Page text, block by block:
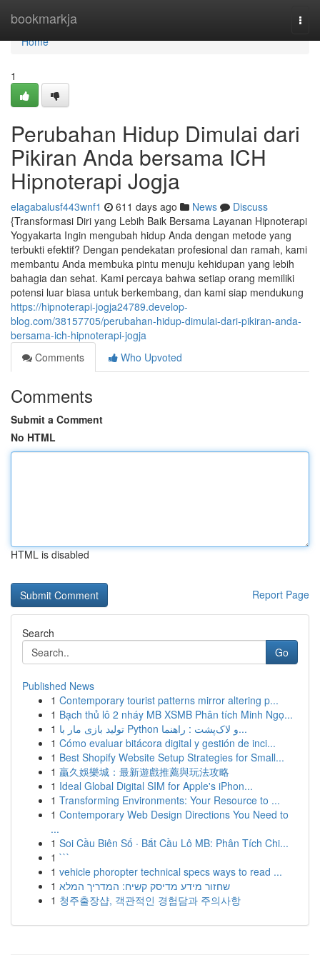
bookmarkja
Home
Home
1
Perubahan Hidup Dimulai dari
Pikiran Anda bersama ICH
Hipnoterapi Jogja
elagabalusf443wnf1 611 days ago News
Discuss
{Transformasi Diri yang Lebih Baik Bersama Layanan Hipnoterapi
Yogyakarta Ingin mengubah hidup Anda dengan metode yang
terbukti efektif? Dengan pendekatan profesional dan ramah, kami
membantu Anda membuka pintu menuju kehidupan yang lebih
bahagia dan sehat. Kami percaya bahwa setiap orang memiliki
potensi luar biasa untuk berkembang, dan kami siap mendukung
https://hipnoterapi-jogja24789.develop-
blog.com/38157705/perubahan-hidup-dimulai-dari-pikiran-anda-
bersama-ich-hipnoterapi-jogja
Comments
Who Upvoted
Comments
Submit a Comment
No HTML
HTML is disabled
Report Page
Search
Go
Published News
1 Contemporary tourist patterns mirror altering p...
1 Bạch thủ lô 2 nháy MB XSMB Phân tích Minh Ngọ...
1
تولید بازی مار با Python و لاک‌پشت : راهنما...
1 Cómo evaluar bitácora digital y gestión de inci...
1 Best Shopify Website Setup Strategies for Small...
1 贏久娛樂城：最新遊戲推薦與玩法攻略
1 Ideal Global Digital SIM for Apple's iPhon...
1 Transforming Environments: Your Resource to ...
1 Contemporary Web Design Directions You Need to
...
1 Soi Cầu Biên Số · Bắt Cầu Lô MB: Phân Tích Chi...
1 ```
1 vehicle phoropter technical specs ways to read ...
1 שחזור מידע מדיסק קשיח: המדריך המלא
1 청주출장샵, 객관적인 경험담과 주의사항